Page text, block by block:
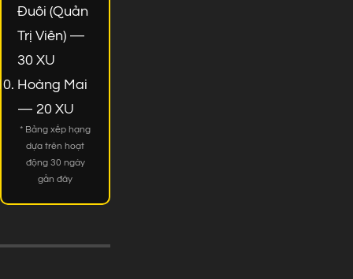
Đuôi (Quản
Trị Viên) —
30 XU
Hoàng Mai
— 20 XU
* Bảng xếp hạng
dựa trên hoạt
động 30 ngày
gần đây